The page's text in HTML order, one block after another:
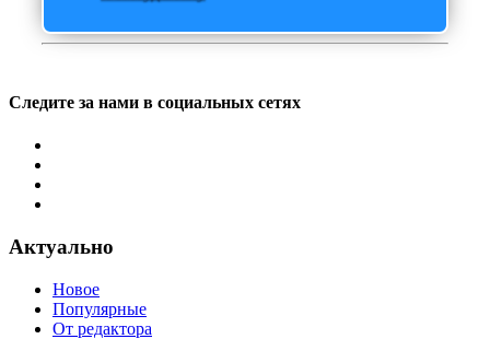
Следите за нами в социальных сетях
Актуально
Новое
Популярные
От редактора